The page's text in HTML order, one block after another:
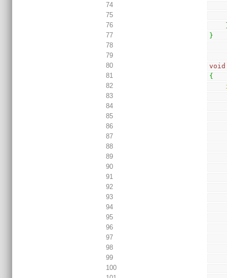
74
75
76
77
}
78
79
80
void
81
{
82
83
84
85
86
87
88
89
90
91
92
93
94
95
96
97
98
99
100